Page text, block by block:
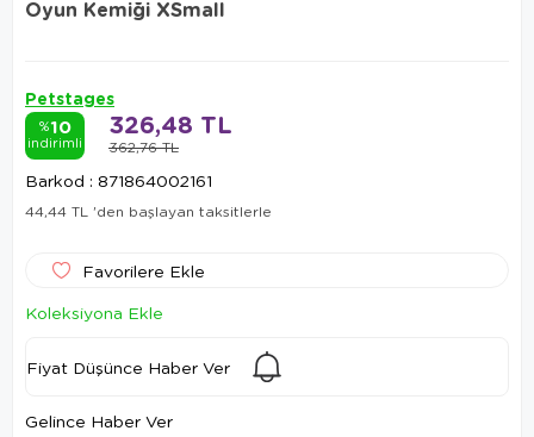
Oyun Kemiği XSmall
Petstages
%10
indirimli 362,76 TL
326,48 TL
Barkod : 871864002161
44,44 TL 'den başlayan taksitlerle
Favorilere Ekle
Koleksiyona Ekle
Fiyat Düşünce Haber Ver
Gelince Haber Ver